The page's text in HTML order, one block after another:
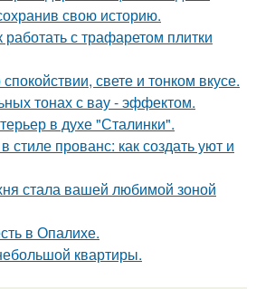
свою историю.
работать с трафаретом плитки
свете и тонком вкусе.
тонах с вау - эффектом.
в духе "Сталинки".
стиле прованс: как создать уют и
стала вашей любимой зоной
в Опалихе.
квартиры.